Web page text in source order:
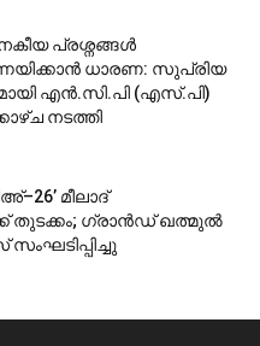
പ്രശ്നങ്ങൾ
ധാരണ: സുപ്രിയ
എൻ.സി.പി (എസ്.പി)
നടത്തി
മീലാദ്
ഗ്രാൻഡ് ഖത്മുൽ